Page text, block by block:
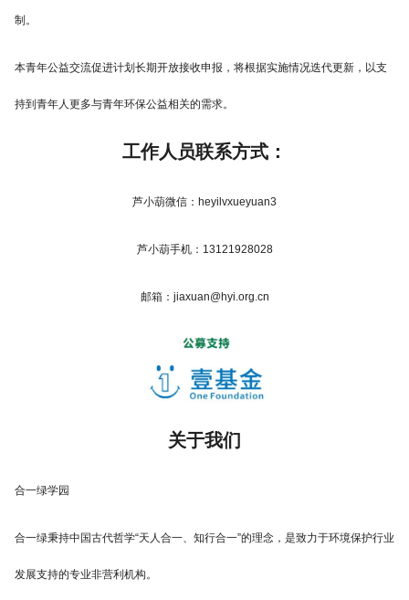
制。
本青年公益交流促进计划长期开放接收申报，将根据实施情况迭代更新，以支
持到青年人更多与青年环保公益相关的需求。
工作人员联系方式：
芦小葫微信：heyilvxueyuan3
芦小葫手机：13121928028
邮箱：jiaxuan@hyi.org.cn
关于我们
合一绿学园
合一绿秉持中国古代哲学“天人合一、知行合一”的理念，是致力于环境保护行业
发展支持的专业非营利机构。